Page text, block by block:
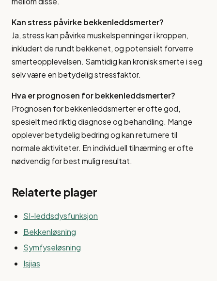
Kan stress påvirke bekkenleddsmerter?
Ja, stress kan påvirke muskelspenninger i kroppen,
inkludert de rundt bekkenet, og potensielt forverre
smerteopplevelsen. Samtidig kan kronisk smerte i seg
selv være en betydelig stressfaktor.
Hva er prognosen for bekkenleddsmerter?
Prognosen for bekkenleddsmerter er ofte god,
spesielt med riktig diagnose og behandling. Mange
opplever betydelig bedring og kan returnere til
normale aktiviteter. En individuell tilnærming er ofte
nødvendig for best mulig resultat.
Relaterte plager
SI-leddsdysfunksjon
Bekkenløsning
Symfyseløsning
Isjias